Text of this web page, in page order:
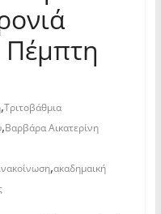
Πέμπτη
,Τριτοβάθμια
,Βαρβάρα Αικατερίνη
,ακαδημαική